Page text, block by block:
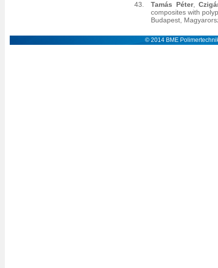
Tamás Péter,
composites with
Budapest,
© 2014 BME